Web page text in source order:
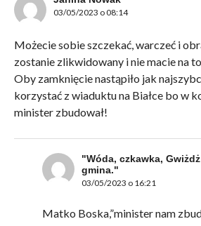
03/05/2023 o 08:14
Możecie sobie szczekać, warczeć i
zostanie zlikwidowany i nie macie na
Oby zamknięcie nastąpiło jak
korzystać z wiaduktu na Białce bo w
minister zbudował!
"Wóda, czkawka,
gmina."
03/05/2023 o 16:21
Matko Boska,”minister nam